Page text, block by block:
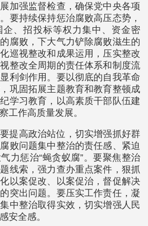
加强监督检查，确保党中央各项
要持续保持惩治腐败高压态势，
企、招投标等权力集中、资金密
腐败，下大气力铲除腐败滋生的
巡视整改和成果运用，压实整改
整改全周期的责任体系和制度流
利剑作用。要以彻底的自我革命
巩固拓展主题教育和教育整顿成
学习教育，以高素质干部队伍建
工作高质量发展。
提高政治站位，切实增强抓好群
败问题集中整治的责任感、紧迫
力惩治“蝇贪蚁腐”。要聚焦整治
线索，强力查办重点案件，狠抓
以案促改、以案促治，督促解决
突出问题。要压实工作责任，凝
中整治取得实效，切实增强人民
安全感。